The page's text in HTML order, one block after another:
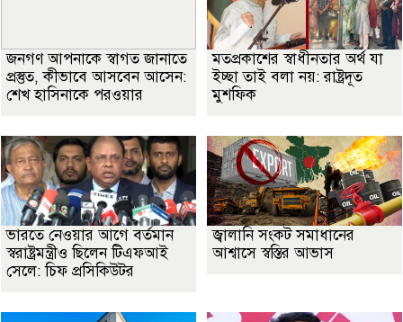
জনগণ আপনাকে স্বাগত জানাতে
প্রস্তুত, কীভাবে আসবেন আসেন:
শেখ হাসিনাকে পরওয়ার
মতপ্রকাশের স্বাধীনতার অর্থ যা
ইচ্ছা তাই বলা নয়: রাষ্ট্রদূত
মুশফিক
ভারতে নেওয়ার আগে বর্তমান
স্বরাষ্ট্রমন্ত্রীও ছিলেন টিএফআই
সেলে: চিফ প্রসিকিউটর
জ্বালানি সংকট সমাধানের
আশ্বাসে স্বস্তির আভাস